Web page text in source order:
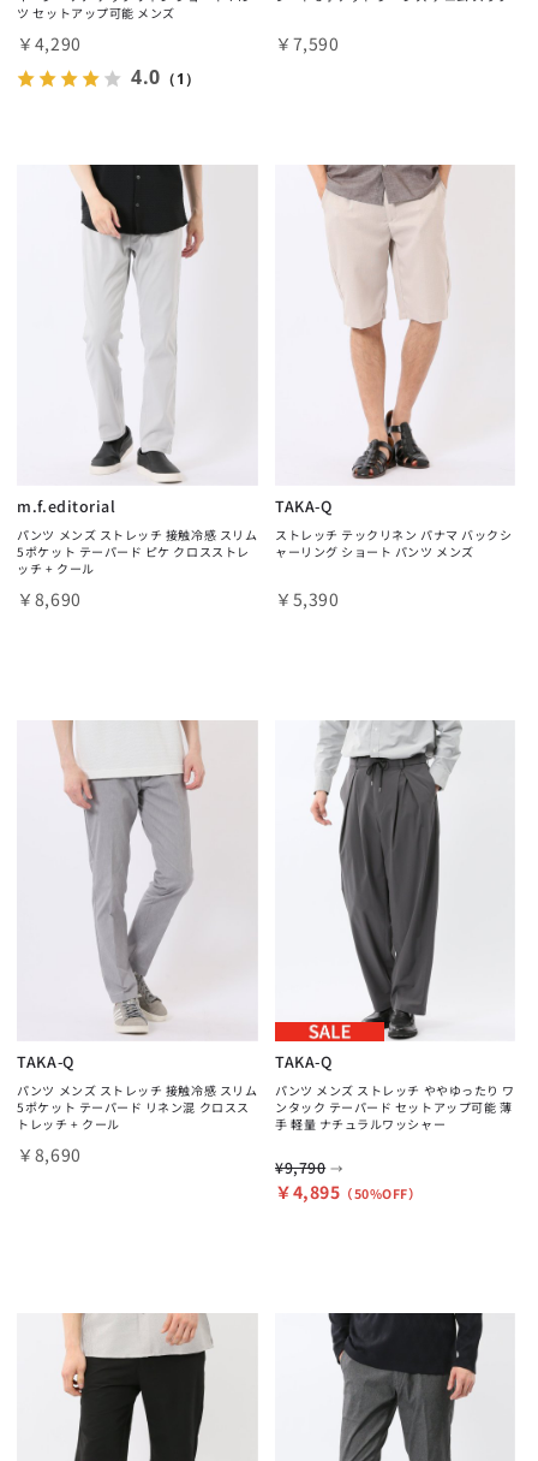
ツ セットアップ可能 メンズ
￥4,290
4.0 （1）
￥7,590
m.f.editorial
パンツ メンズ ストレッチ 接触冷感 スリム
5ポケット テーパード ピケ クロスストレ
ッチ + クール
￥8,690
TAKA-Q
ストレッチ テックリネン パナマ バックシ
ャーリング ショート パンツ メンズ
￥5,390
TAKA-Q
パンツ メンズ ストレッチ 接触冷感 スリム
5ポケット テーパード リネン混 クロスス
トレッチ + クール
￥8,690
TAKA-Q
パンツ メンズ ストレッチ ややゆったり ワ
ンタック テーパード セットアップ可能 薄
手 軽量 ナチュラルワッシャー
¥9,790 →
￥4,895 （50%OFF）